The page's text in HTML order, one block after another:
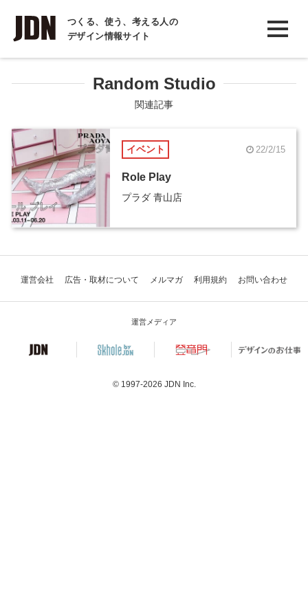
つくる、使う、考える人の
デザイン情報サイト
INTERVIEW
インタビュー
REPORT
COLUMN
コラム
Random Studio
関連記事
イベント 22/2/15
Role Play
プラダ 青山店
運営会社 広告・取材について メルマガ 利用規約 お問い合わせ
運営メディア
© 1997-2026 JDN Inc.